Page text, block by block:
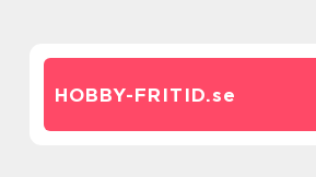
HOBBY-FRITID.se